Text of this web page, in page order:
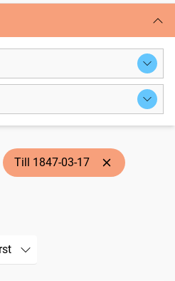
Till 1847-03-17